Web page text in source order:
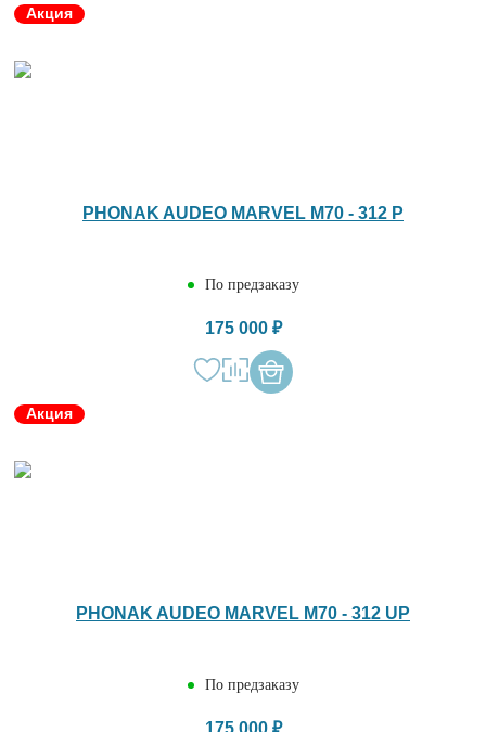
Акция
PHONAK AUDEO MARVEL M70 - 312 P
По предзаказу
175 000 ₽
Акция
PHONAK AUDEO MARVEL M70 - 312 UP
По предзаказу
175 000 ₽